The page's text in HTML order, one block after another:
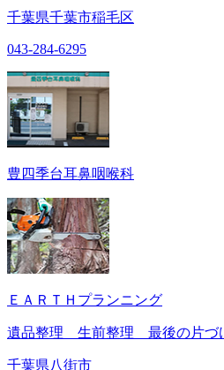
千葉県千葉市稲毛区
043-284-6295
豊四季台耳鼻咽喉科
ＥＡＲＴＨプランニング
遺品整理 生前整理 最後の片づ
千葉県八街市